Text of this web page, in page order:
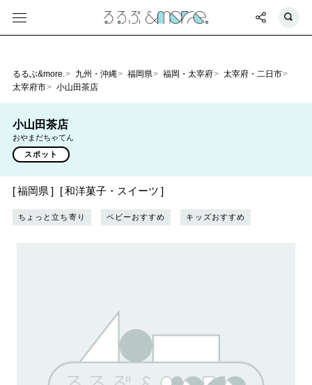
るるぶ&more. 九州・沖縄 福岡県 福岡・太宰府
太宰府・二日市
太宰府市
小山田茶店
小山田茶店
おやまだちゃてん
スポット
福岡県 和洋菓子・スイーツ
ちょっと立ち寄り ベビーおすすめ キッズおすすめ